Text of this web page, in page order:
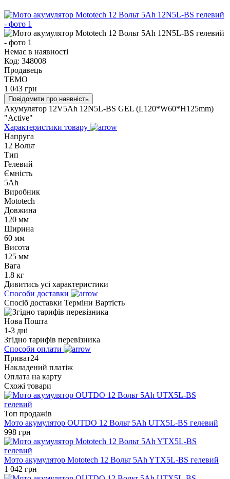
Немає в наявності
Код: 348008
Продавець
TEMO
1 043 грн
Повідомити про наявність
Акумулятор 12V5Ah 12N5L-BS GEL (L120*W60*H125mm)
"Active"
Характеристики товару
Напруга
12 Вольт
Тип
Гелевий
Ємність
5Ah
Виробник
Mototech
Довжина
120 мм
Ширина
60 мм
Висота
125 мм
Вага
1.8 кг
Дивитись усі характеристики
Способи доставки
Спосіб доставки Терміни Вартість
Нова Пошта
1-3 дні
Згідно тарифів перевізника
Способи оплати
Приват24
Накладений платіж
Оплата на карту
Схожі товари
Топ продажів
Мото акумулятор OUTDO 12 Вольт 5Ah UTX5L-BS гелевий
998 грн
Мото акумулятор Mototech 12 Вольт 5Ah YTX5L-BS гелевий
1 042 грн